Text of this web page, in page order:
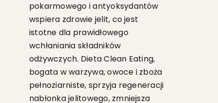
pokarmowego i antyoksydantów
wspiera zdrowie jelit, co jest
istotne dla prawidłowego
wchłaniania składników
odżywczych. Dieta Clean Eating,
bogata w warzywa, owoce i zboża
pełnoziarniste, sprzyja regeneracji
nabłonka jelitowego, zmniejsza